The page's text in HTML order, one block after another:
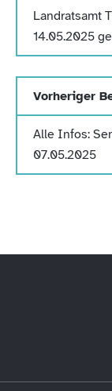
Landratsamt
14.05.2025
Vorheriger
Alle Infos:
07.05.2025